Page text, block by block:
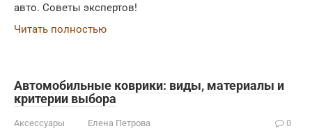
авто. Советы экспертов!
Читать полностью
Автомобильные коврики: виды, материалы и
критерии выбора
Аксессуары Елена Петрова 0